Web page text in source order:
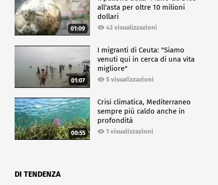
01:09
all'asta per oltre 10 milioni
dollari
43 visualizzazioni
01:07
I migranti di Ceuta: "Siamo
venuti qui in cerca di una vita
migliore"
5 visualizzazioni
00:55
Crisi climatica, Mediterraneo
sempre più caldo anche in
profondità
1 visualizzazioni
DI TENDENZA